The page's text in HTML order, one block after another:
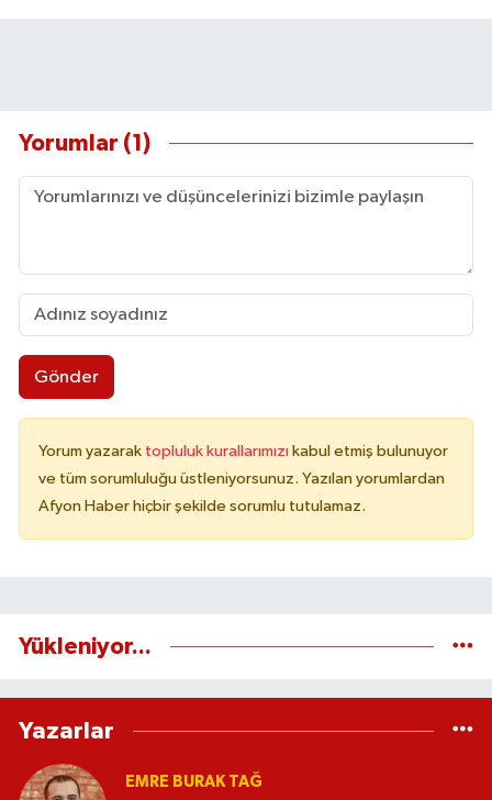
Yorumlar (1)
Gönder
Yorum yazarak topluluk kurallarımızı kabul etmiş bulunuyor
ve tüm sorumluluğu üstleniyorsunuz. Yazılan yorumlardan
Afyon Haber hiçbir şekilde sorumlu tutulamaz.
Yükleniyor...
Yazarlar
EMRE BURAK TAĞ